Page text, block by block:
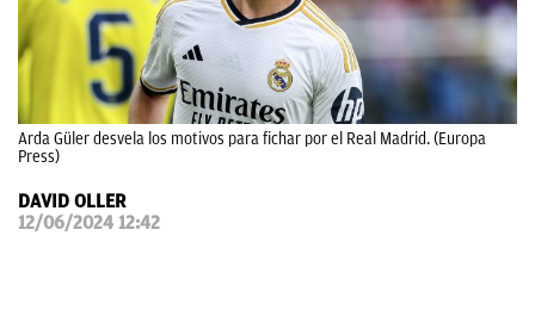
PAPARAZZI
OKDIARIO
Arda Güler desvela los motivos para fichar por el Real Madrid. (Europa
Press)
DAVID OLLER
12/06/2024 12:42